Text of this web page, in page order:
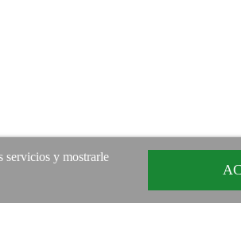
servicios y mostrarle